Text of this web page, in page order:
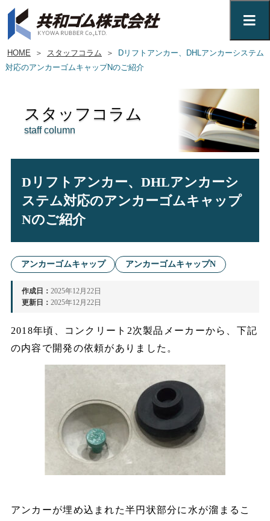
HOME ＞ スタッフコラム ＞
Dリフトアンカー、DHLアンカーシステム
対応のアンカーゴムキャップNのご紹介
スタッフコラム
staff column
Dリフトアンカー、DHLアンカーシ
ステム対応のアンカーゴムキャップ
Nのご紹介
アンカーゴムキャップ アンカーゴムキャップN
作成日： 2025年12月22日
更新日： 2025年12月22日
2018年頃、コンクリート2次製品メーカーから、下記
の内容で開発の依頼がありました。
アンカーが埋め込まれた半円状部分に水が溜まるこ